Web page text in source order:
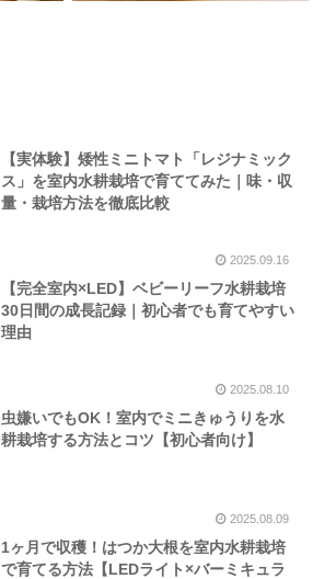
【実体験】矮性ミニトマト「レジナミック
ス」を室内水耕栽培で育ててみた｜味・収
量・栽培方法を徹底比較
2025.09.16
【完全室内×LED】ベビーリーフ水耕栽培
30日間の成長記録｜初心者でも育てやすい
理由
2025.08.10
虫嫌いでもOK！室内でミニきゅうりを水
耕栽培する方法とコツ【初心者向け】
2025.08.09
1ヶ月で収穫！はつか大根を室内水耕栽培
で育てる方法【LEDライト×バーミキュラ